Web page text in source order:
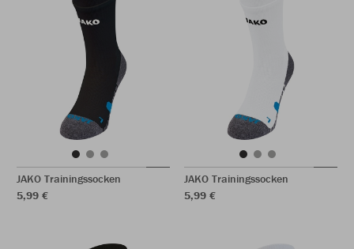
JAKO Trainingssocken
5,99 €
JAKO Trainingssocken
5,99 €